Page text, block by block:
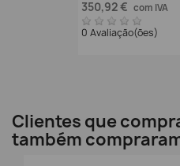
350,92 € com IVA
0 Avaliação(ões)
Clientes que
também